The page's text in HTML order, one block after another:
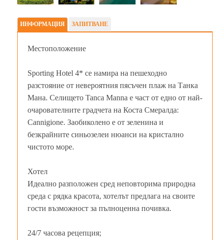
ИНФОРМАЦИЯ ЗАПИТВАНЕ
Местоположение
Sporting Hotel 4* се намира на пешеходно
разстояние от невероятния пясъчен плаж на Танка
Мана. Селището Tanca Manna е част от едно от най-
очарователните градчета на Коста Смералда:
Cannigione. Заобиколено е от зеленина и
безкрайните синьозелеи нюанси на кристално
чистото море.
Хотел
Идеално разположен сред неповтoрима природна
среда с рядка красота, хотелът предлага на своите
гости възможност за пълноценна почивка.
24/7 часова рецепция;